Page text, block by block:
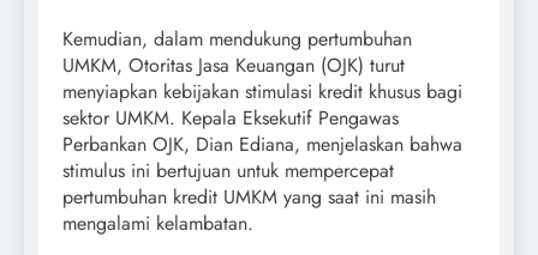
Kemudian, dalam mendukung pertumbuhan
UMKM, Otoritas Jasa Keuangan (OJK) turut
menyiapkan kebijakan stimulasi kredit khusus bagi
sektor UMKM. Kepala Eksekutif Pengawas
Perbankan OJK, Dian Ediana, menjelaskan bahwa
stimulus ini bertujuan untuk mempercepat
pertumbuhan kredit UMKM yang saat ini masih
mengalami kelambatan.